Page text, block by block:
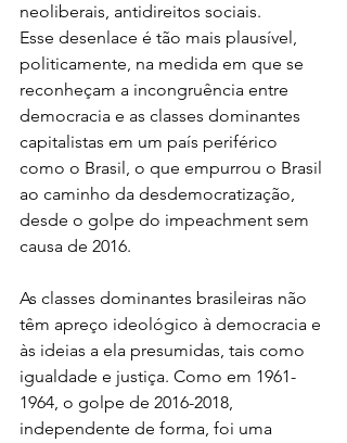
neoliberais, antidireitos sociais.
Esse desenlace é tão mais plausível,
politicamente, na medida em que se
reconheçam a incongruência entre
democracia e as classes dominantes
capitalistas em um país periférico
como o Brasil, o que empurrou o Brasil
ao caminho da desdemocratização,
desde o golpe do impeachment sem
causa de 2016.
As classes dominantes brasileiras não
têm apreço ideológico à democracia e
às ideias a ela presumidas, tais como
igualdade e justiça. Como em 1961-
1964, o golpe de 2016-2018,
independente de forma, foi uma